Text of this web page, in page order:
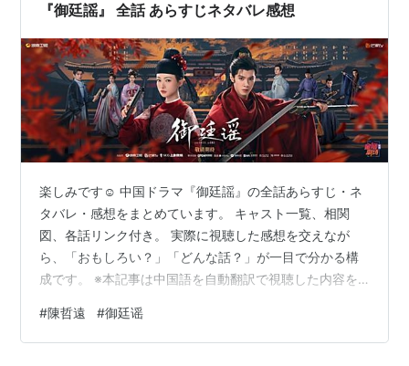
『御廷謡』 全話 あらすじネタバレ感想
楽しみです☺️ 中国ドラマ『御廷謡』の全話あらすじ・ネ
タバレ・感想をまとめています。 キャスト一覧、相関
図、各話リンク付き。 実際に視聴した感想を交えなが
ら、「おもしろい？」「どんな話？」が一目で分かる構
成です。 ※本記事は中国語を自動翻訳で視聴した内容を
物語全体の重要部分はわかるように書いています。 ※画
像は公式微博*1からお借りしています。 【1万記事以上あ
#陳哲遠 #御廷谣